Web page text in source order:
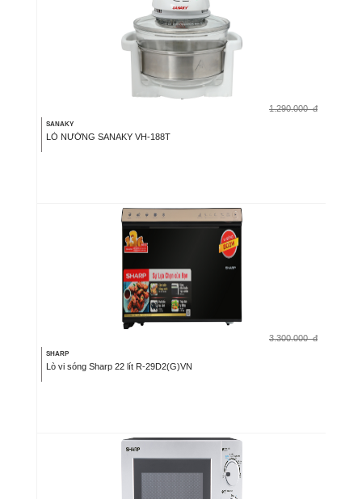
1.290.000 đ
SANAKY
LÒ NƯỚNG SANAKY VH-188T
3.300.000 đ
SHARP
Lò vi sóng Sharp 22 lít R-29D2(G)VN